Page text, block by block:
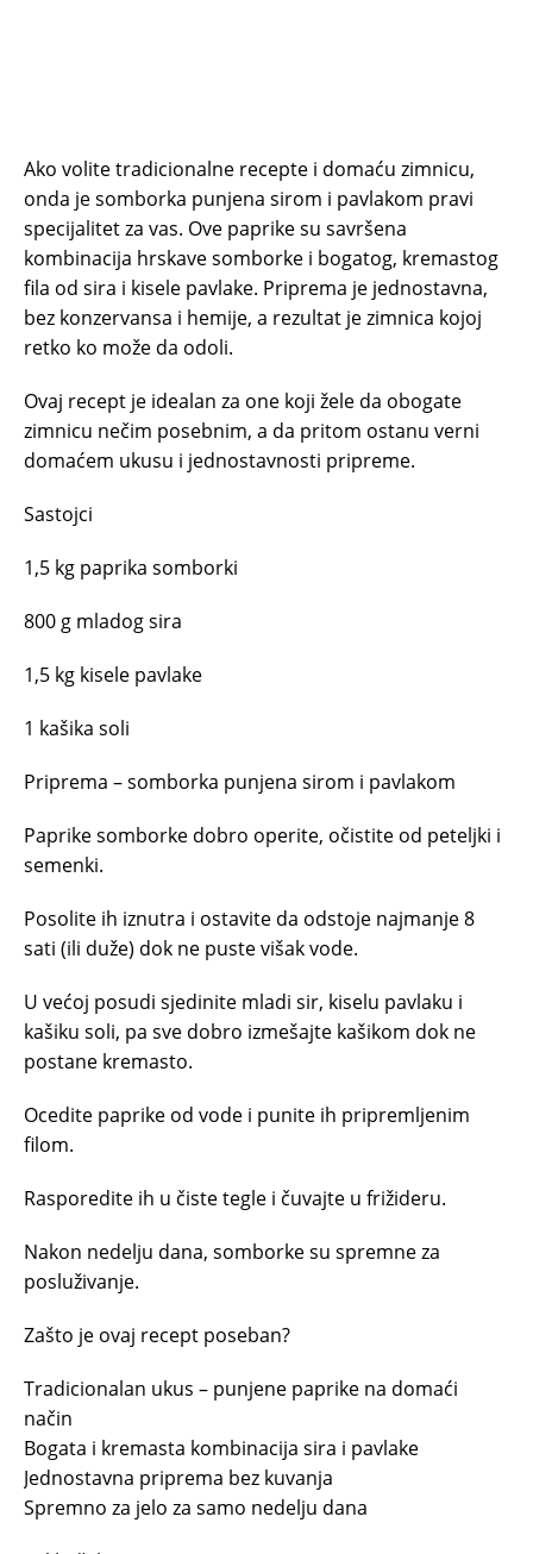
Ako volite tradicionalne recepte i domaću zimnicu,
onda je somborka punjena sirom i pavlakom pravi
specijalitet za vas. Ove paprike su savršena
kombinacija hrskave somborke i bogatog, kremastog
fila od sira i kisele pavlake. Priprema je jednostavna,
bez konzervansa i hemije, a rezultat je zimnica kojoj
retko ko može da odoli.
Ovaj recept je idealan za one koji žele da obogate
zimnicu nečim posebnim, a da pritom ostanu verni
domaćem ukusu i jednostavnosti pripreme.
Sastojci
1,5 kg paprika somborki
800 g mladog sira
1,5 kg kisele pavlake
1 kašika soli
Priprema – somborka punjena sirom i pavlakom
Paprike somborke dobro operite, očistite od peteljki i
semenki.
Posolite ih iznutra i ostavite da odstoje najmanje 8
sati (ili duže) dok ne puste višak vode.
U većoj posudi sjedinite mladi sir, kiselu pavlaku i
kašiku soli, pa sve dobro izmešajte kašikom dok ne
postane kremasto.
Ocedite paprike od vode i punite ih pripremljenim
filom.
Rasporedite ih u čiste tegle i čuvajte u frižideru.
Nakon nedelju dana, somborke su spremne za
posluživanje.
Zašto je ovaj recept poseban?
Tradicionalan ukus – punjene paprike na domaći
način
Bogata i kremasta kombinacija sira i pavlake
Jednostavna priprema bez kuvanja
Spremno za jelo za samo nedelju dana